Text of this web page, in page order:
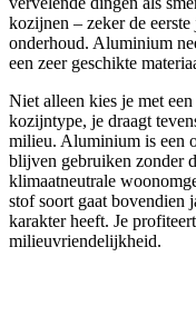
kozijnen – zeker de
onderhoud. Aluminium
een zeer geschikte
Niet alleen kies je met
kozijntype, je draagt
milieu. Aluminium is een
blijven gebruiken zonder
klimaatneutrale
stof soort gaat bovendien
karakter heeft. Je
milieuvriendelijkheid.